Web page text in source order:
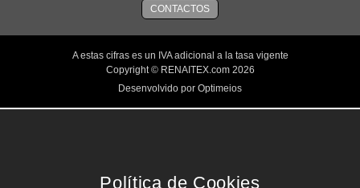
CONTACTOS
A estas cifras es un IVA adicional a la tasa vigente
Copyright © RENAITEX.com 2026
Desenvolvido por Optimeios